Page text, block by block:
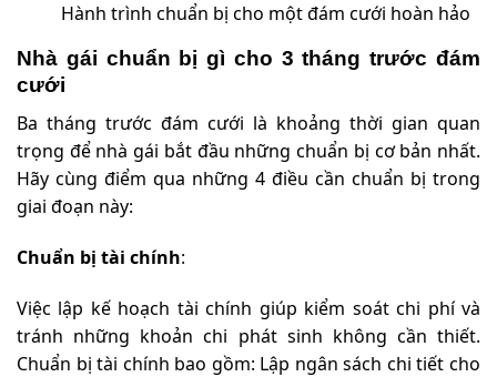
Hành trình chuẩn bị cho một đám cưới hoàn hảo
Nhà gái chuẩn bị gì cho 3 tháng trước đám
cưới
Ba tháng trước đám cưới là khoảng thời gian quan
trọng để nhà gái bắt đầu những chuẩn bị cơ bản nhất.
Hãy cùng điểm qua những 4 điều cần chuẩn bị trong
giai đoạn này:
Chuẩn bị tài chính:
Việc lập kế hoạch tài chính giúp kiểm soát chi phí và
tránh những khoản chi phát sinh không cần thiết.
Chuẩn bị tài chính bao gồm: Lập ngân sách chi tiết cho